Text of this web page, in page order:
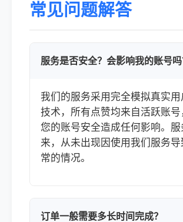
常见问题解答
服务是否安全？会影响我的账号吗
我们的服务采用完全模拟真实用
技术，所有点赞均来自活跃账号
您的账号安全造成任何影响。服
来，从未出现因使用我们服务导
常的情况。
订单一般需要多长时间完成？